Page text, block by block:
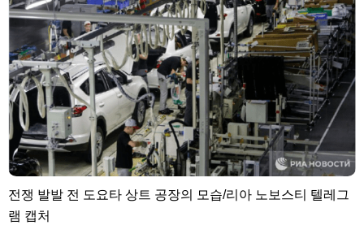
전쟁 발발 전 도요타 상트 공장의 모습/리아 노보스티 텔레그
램 캡처